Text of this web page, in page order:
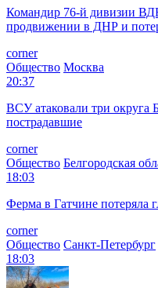
Командир 76-й дивизии
продвижении в ДНР и
corner
Общество Москва
20:37
ВСУ атаковали три округа
пострадавшие
corner
Общество Белгородская
18:03
Ферма в Гатчине потеряла
corner
Общество Санкт-Петербург
18:03